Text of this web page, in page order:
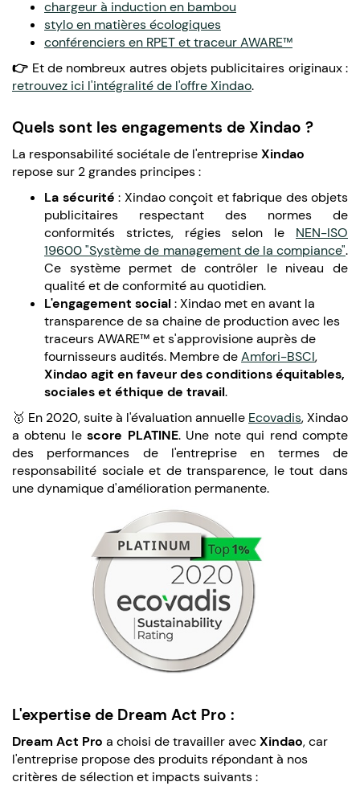
chargeur à induction en bambou
stylo en matières écologiques
conférenciers en RPET et traceur AWARE™
👉 Et de nombreux autres objets publicitaires originaux :
retrouvez ici l'intégralité de l'offre Xindao.
Quels sont les engagements de Xindao ?
La responsabilité sociétale de l'entrepriseXindao
repose sur 2 grandes principes :
La sécurité : Xindao conçoit et fabrique des objets
publicitaires respectant des normes de
conformités strictes, régies selon le NEN-ISO
19600 "Système de management de la compiance".
Ce système permet de contrôler le niveau de
qualité et de conformité au quotidien.
L'engagement social: Xindao met en avant la
transparence de sa chaine de production avec les
traceurs AWARE™ et s'approvisione auprès de
fournisseurs audités. Membre deAmfori-BSCI,
Xindao agit en faveur des conditions équitables,
sociales et éthique de travail.
🥇 En 2020, suite à l'évaluation annuelle Ecovadis, Xindao
a obtenu lescore PLATINE. Une note qui rend compte
des performances de l'entreprise en termes de
responsabilité sociale et de transparence, le tout dans
une dynamique d'amélioration permanente.
L'expertise de Dream Act Pro :
Dream Act Pro a choisi de travailler avecXindao, car
l'entreprise propose des produits répondant à nos
critères de sélection et impacts suivants :